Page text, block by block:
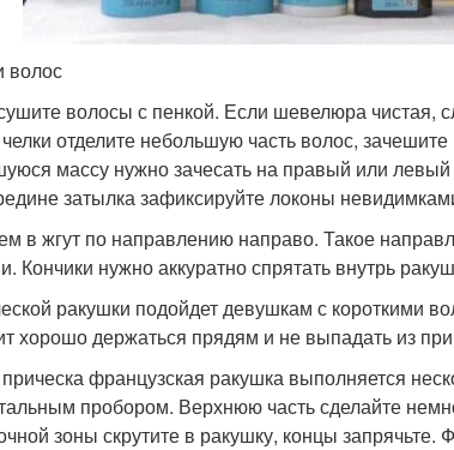
волос
волосы с пенкой. Если шевелюра чистая,
отделите небольшую часть волос,
массу нужно зачесать на правый или
затылка зафиксируйте локоны
в жгут по направлению направо. Такое
нужно аккуратно спрятать внутрь
ракушки подойдет девушкам с короткими
хорошо держаться прядям и не выпадать из
французская ракушка выполняется
пробором. Верхнюю часть сделайте
зоны скрутите в ракушку, концы запрячьте.